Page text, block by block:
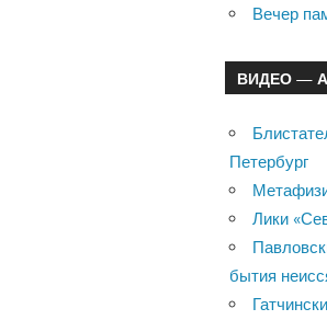
Вечер
ВИДЕО —
Петербург
Лики
бытия